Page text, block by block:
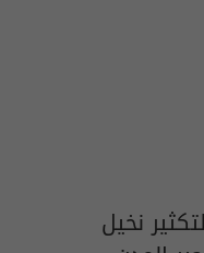
نخيل